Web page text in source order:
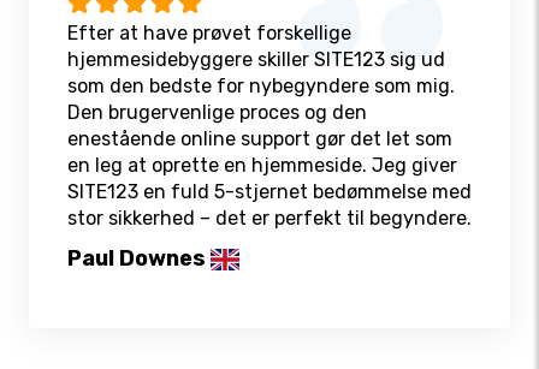
Efter at have prøvet forskellige
hjemmesidebyggere skiller SITE123 sig ud
som den bedste for nybegyndere som mig.
Den brugervenlige proces og den
enestående online support gør det let som
en leg at oprette en hjemmeside. Jeg giver
SITE123 en fuld 5-stjernet bedømmelse med
stor sikkerhed – det er perfekt til begyndere.
Paul Downes